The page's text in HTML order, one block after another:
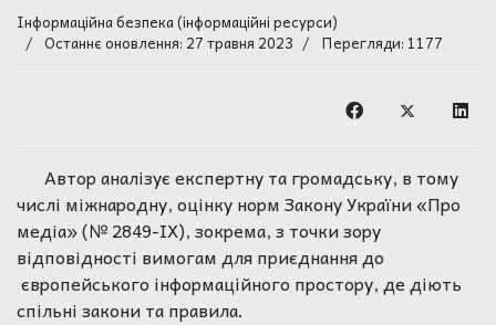
Інформаційна безпека (інформаційні ресурси)
Останнє оновлення: 27 травня 2023
Перегляди: 1177
Автор аналізує експертну та громадську, в тому
числі міжнародну, оцінку норм Закону України «Про
медіа» (№ 2849-IX), зокрема, з точки зору
відповідності вимогам для приєднання до
європейського інформаційного простору, де діють
спільні закони та правила.